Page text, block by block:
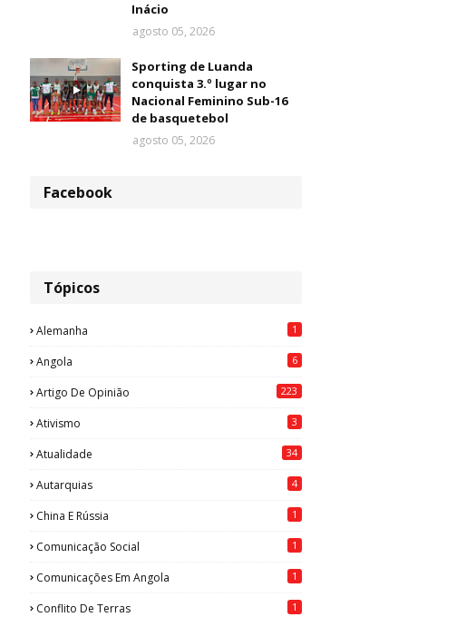
Inácio
agosto 05, 2026
Sporting de Luanda
conquista 3.º lugar no
Nacional Feminino Sub-16
de basquetebol
agosto 05, 2026
Facebook
Tópicos
Alemanha 1
Angola 6
Artigo De Opinião 223
Ativismo 3
Atualidade 34
Autarquias 4
China E Rússia 1
Comunicação Social 1
Comunicações Em Angola 1
Conflito De Terras 1